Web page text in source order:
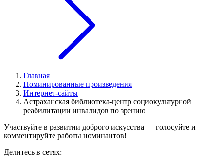
Главная
Номинированные произведения
Интернет-сайты
Астраханская библиотека-центр социокультурной
реабилитации инвалидов по зрению
Участвуйте в развитии доброго искусства — голосуйте и
комментируйте работы номинантов!
Делитесь в сетях: